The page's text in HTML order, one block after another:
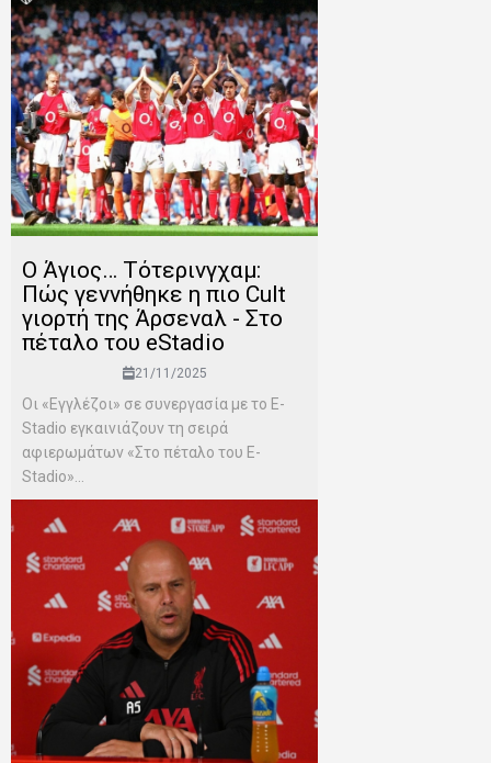
Ο Άγιος… Τότερινγχαμ:
Πώς γεννήθηκε η πιο Cult
γιορτή της Άρσεναλ - Στο
πέταλο του eStadio
21/11/2025
Οι «Εγγλέζοι» σε συνεργασία με το E-
Stadio εγκαινιάζουν τη σειρά
αφιερωμάτων «Στο πέταλο του E-
Stadio»...